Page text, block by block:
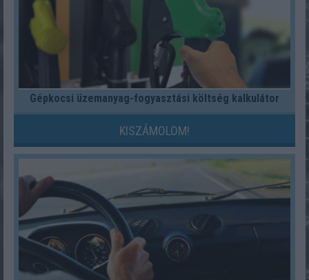
Gépkocsi üzemanyag-fogyasztási költség kalkulátor
KISZÁMOLOM!